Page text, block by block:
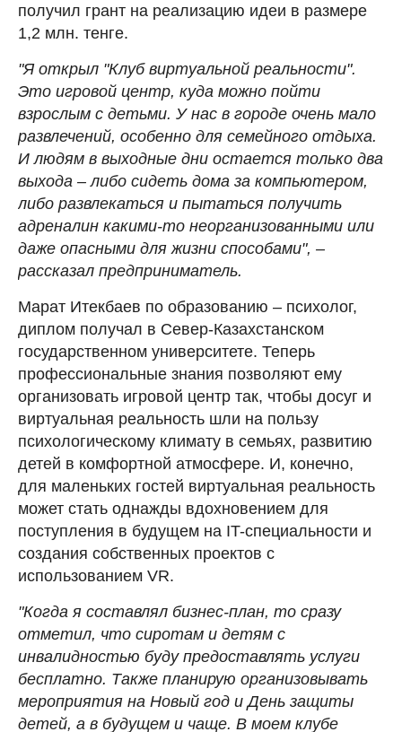
получил грант на реализацию идеи в размере
1,2 млн. тенге.
"Я открыл "Клуб виртуальной реальности".
Это игровой центр, куда можно пойти
взрослым с детьми. У нас в городе очень мало
развлечений, особенно для семейного отдыха.
И людям в выходные дни остается только два
выхода – либо сидеть дома за компьютером,
либо развлекаться и пытаться получить
адреналин какими-то неорганизованными или
даже опасными для жизни способами", –
рассказал предприниматель.
Марат Итекбаев по образованию – психолог,
диплом получал в Север-Казахстанском
государственном университете. Теперь
профессиональные знания позволяют ему
организовать игровой центр так, чтобы досуг и
виртуальная реальность шли на пользу
психологическому климату в семьях, развитию
детей в комфортной атмосфере. И, конечно,
для маленьких гостей виртуальная реальность
может стать однажды вдохновением для
поступления в будущем на IT-специальности и
создания собственных проектов с
использованием VR.
"Когда я составлял бизнес-план, то сразу
отметил, что сиротам и детям с
инвалидностью буду предоставлять услуги
бесплатно. Также планирую организовывать
мероприятия на Новый год и День защиты
детей, а в будущем и чаще. В моем клубе